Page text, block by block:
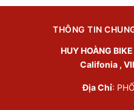
THÔNG TIN
HUY HOÀNG BIKE
Califonia ,
Địa Chỉ: